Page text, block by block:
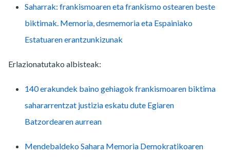
Saharrak: frankismoaren eta frankismo ostearen beste
biktimak. Memoria, desmemoria eta Espainiako
Estatuaren erantzunkizunak
Erlazionatutako albisteak:
140 erakundek baino gehiagok frankismoaren biktima
sahararrentzat justizia eskatu dute Egiaren
Batzordearen aurrean
Mendebaldeko Sahara Memoria Demokratikoaren